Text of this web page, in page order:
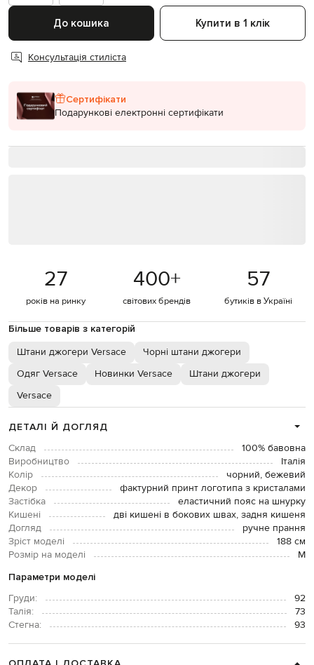
До кошика Купити в 1 клік
Консультація стиліста
Сертифікати
Подарункові електронні сертифікати
27
років на ринку
400+
світових брендів
57
бутиків в Україні
Більше товарів з категорій
Штани джогери Versace
Чорні штани джогери
Одяг Versace
Новинки Versace
Штани джогери
Versace
ДЕТАЛІ Й ДОГЛЯД
Склад
100% бавовна
Виробництво
Італія
Колір
чорний, бежевий
Декор
фактурний принт логотипа з кристалами
Застібка
еластичний пояс на шнурку
Кишені
дві кишені в бокових швах, задня кишеня
Догляд
ручне прання
Зріст моделі
188 см
Розмір на моделі
М
Параметри моделі
Груди:
92
Талія:
73
Стегна:
93